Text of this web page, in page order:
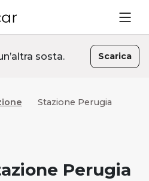
sosta. Scarica
Stazione Perugia
Perugia